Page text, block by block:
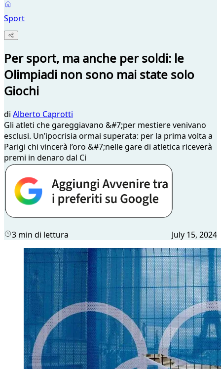
Sport
Per sport, ma anche per soldi: le
Olimpiadi non sono mai state solo
Giochi
di Alberto Caprotti
Gli atleti che gareggiavano &#7;per mestiere venivano
esclusi. Un’ipocrisia ormai superata: per la prima volta a
Parigi chi vincerà l’oro &#7;nelle gare di atletica riceverà
premi in denaro dal Ci
3 min di lettura July 15, 2024